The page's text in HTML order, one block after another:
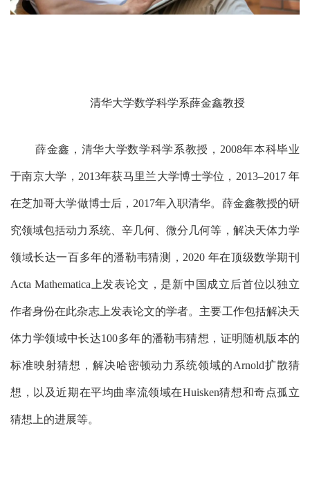
清华大学数学科学系薛金鑫教授
薛金鑫，清华大学数学科学系教授， 2008年本科毕业
于南京大学， 2013年获马里兰大学博士学位，2013–2017 年
在芝加哥大学做博士后， 2017年入职清华。薛金鑫教授的研
究领域包括动力系统、辛几何、微分几何等，解决天体力学
领域长达一百多年的潘勒韦猜测， 2020 年在顶级数学期刊
Acta Mathematica上发表论文，是新中国成立后首位以独立
作者身份在此杂志上发表论文的学者。主要工作包括解决天
体力学领域中长达100多年的潘勒韦猜想，证明随机版本的
标准映射猜想，解决哈密顿动力系统领域的Arnold扩散猜
想，以及近期在平均曲率流领域在Huisken猜想和奇点孤立
猜想上的进展等。